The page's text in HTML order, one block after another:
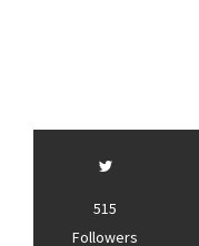
515
Followers